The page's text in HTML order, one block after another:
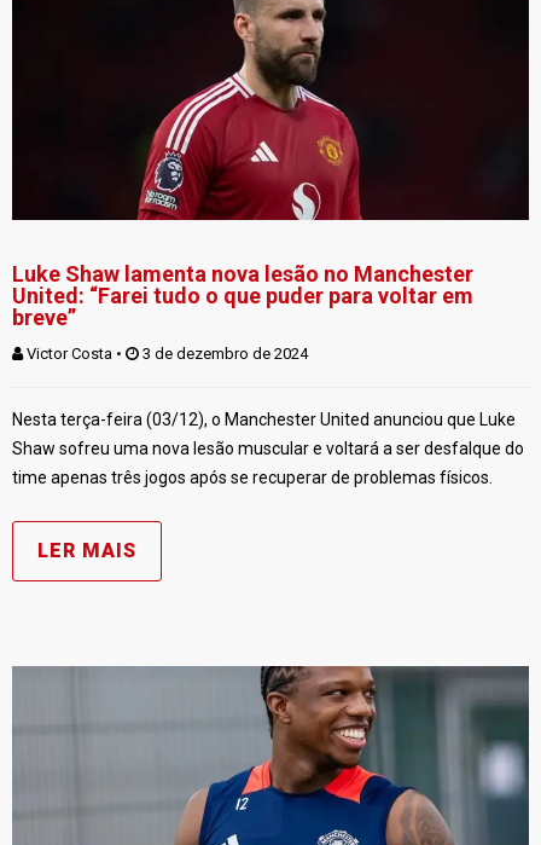
Luke Shaw lamenta nova lesão no Manchester
United: “Farei tudo o que puder para voltar em
breve”
Victor Costa • 3 de dezembro de 2024
Nesta terça-feira (03/12), o Manchester United anunciou que Luke
Shaw sofreu uma nova lesão muscular e voltará a ser desfalque do
time apenas três jogos após se recuperar de problemas físicos.
LER MAIS